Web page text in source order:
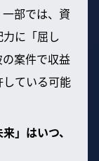
部では、資
に「屈し
案件で収益
ている可能
」はいつ、